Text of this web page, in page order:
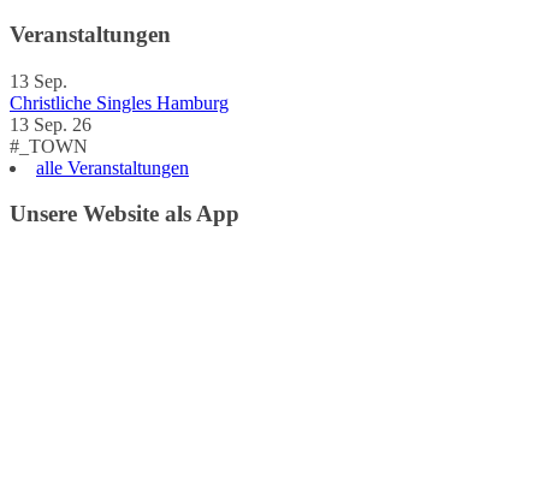
Veranstaltungen
13 Sep.
Christliche Singles Hamburg
13 Sep. 26
#_TOWN
alle Veranstaltungen
Unsere Website als App